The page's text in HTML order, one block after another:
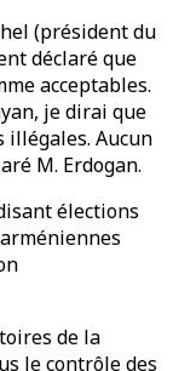
(président du
déclaré que
acceptables.
je dirai que
illégales. Aucun
M. Erdogan.
élections
de la
le contrôle des